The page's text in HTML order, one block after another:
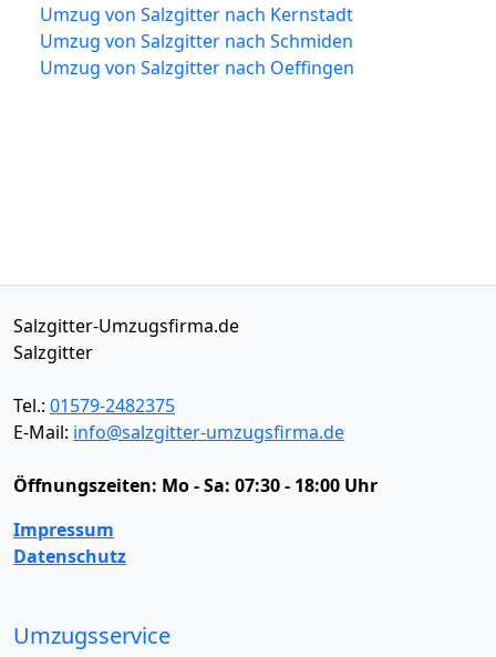
Umzug von Salzgitter nach Kernstadt
Umzug von Salzgitter nach Schmiden
Umzug von Salzgitter nach Oeffingen
Salzgitter-Umzugsfirma.de
Salzgitter
Tel.: 01579-2482375
E-Mail: info@salzgitter-umzugsfirma.de
Öffnungszeiten: Mo - Sa: 07:30 - 18:00 Uhr
Impressum
Datenschutz
Umzugsservice